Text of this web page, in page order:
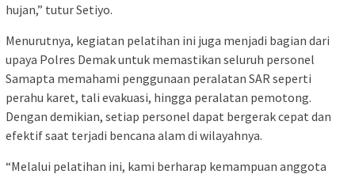
hujan,” tutur Setiyo.
Menurutnya, kegiatan pelatihan ini juga menjadi bagian dari
upaya Polres Demak untuk memastikan seluruh personel
Samapta memahami penggunaan peralatan SAR seperti
perahu karet, tali evakuasi, hingga peralatan pemotong.
Dengan demikian, setiap personel dapat bergerak cepat dan
efektif saat terjadi bencana alam di wilayahnya.
“Melalui pelatihan ini, kami berharap kemampuan anggota